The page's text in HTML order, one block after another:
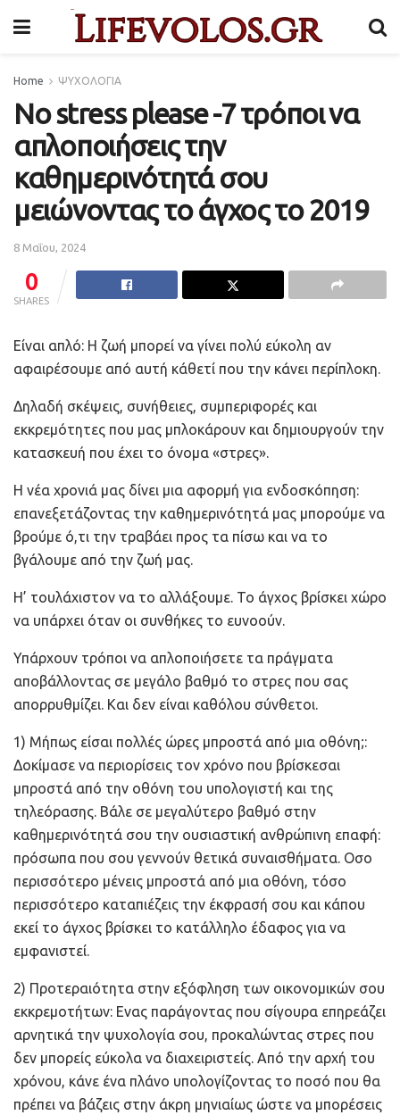
Home ΨΥΧΟΛΟΓΙΑ
Νο stress please -7 τρόποι να
απλοποιήσεις την
καθημερινότητά σου
μειώνοντας το άγχος το 2019
8 Μαΐου, 2024
0
SHARES
Είναι απλό: Η ζωή μπορεί να γίνει πολύ εύκολη αν
αφαιρέσουμε από αυτή κάθετί που την κάνει περίπλοκη.
Δηλαδή σκέψεις, συνήθειες, συμπεριφορές και
εκκρεμότητες που μας μπλοκάρουν και δημιουργούν την
κατασκευή που έχει το όνομα «στρες».
Η νέα χρονιά μας δίνει μια αφορμή για ενδοσκόπηση:
επανεξετάζοντας την καθημερινότητά μας μπορούμε να
βρούμε ό,τι την τραβάει προς τα πίσω και να το
βγάλουμε από την ζωή μας.
Η’ τουλάχιστον να το αλλάξουμε. Το άγχος βρίσκει χώρο
να υπάρχει όταν οι συνθήκες το ευνοούν.
Υπάρχουν τρόποι να απλοποιήσετε τα πράγματα
αποβάλλοντας σε μεγάλο βαθμό το στρες που σας
απορρυθμίζει. Και δεν είναι καθόλου σύνθετοι.
1) Μήπως είσαι πολλές ώρες μπροστά από μια οθόνη;:
Δοκίμασε να περιορίσεις τον χρόνο που βρίσκεσαι
μπροστά από την οθόνη του υπολογιστή και της
τηλεόρασης. Βάλε σε μεγαλύτερο βαθμό στην
καθημερινότητά σου την ουσιαστική ανθρώπινη επαφή:
πρόσωπα που σου γεννούν θετικά συναισθήματα. Οσο
περισσότερο μένεις μπροστά από μια οθόνη, τόσο
περισσότερο καταπιέζεις την έκφρασή σου και κάπου
εκεί το άγχος βρίσκει το κατάλληλο έδαφος για να
εμφανιστεί.
2) Προτεραιότητα στην εξόφληση των οικονομικών σου
εκκρεμοτήτων: Ενας παράγοντας που σίγουρα επηρεάζει
αρνητικά την ψυχολογία σου, προκαλώντας στρες που
δεν μπορείς εύκολα να διαχειριστείς. Από την αρχή του
χρόνου, κάνε ένα πλάνο υπολογίζοντας το ποσό που θα
πρέπει να βάζεις στην άκρη μηνιαίως ώστε να μπορέσεις